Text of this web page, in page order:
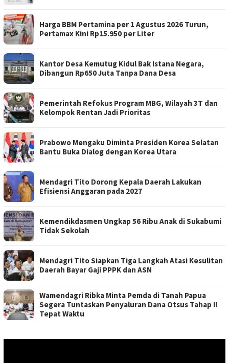
Harga BBM Pertamina per 1 Agustus 2026 Turun,
Pertamax Kini Rp15.950 per Liter
Kantor Desa Kemutug Kidul Bak Istana Negara,
Dibangun Rp650 Juta Tanpa Dana Desa
Pemerintah Refokus Program MBG, Wilayah 3T dan
Kelompok Rentan Jadi Prioritas
Prabowo Mengaku Diminta Presiden Korea Selatan
Bantu Buka Dialog dengan Korea Utara
Mendagri Tito Dorong Kepala Daerah Lakukan
Efisiensi Anggaran pada 2027
Kemendikdasmen Ungkap 56 Ribu Anak di Sukabumi
Tidak Sekolah
Mendagri Tito Siapkan Tiga Langkah Atasi Kesulitan
Daerah Bayar Gaji PPPK dan ASN
Wamendagri Ribka Minta Pemda di Tanah Papua
Segera Tuntaskan Penyaluran Dana Otsus Tahap II
Tepat Waktu